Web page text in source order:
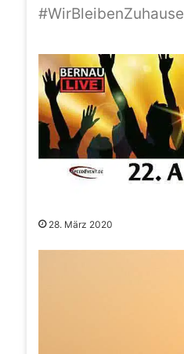
#WirBleibenZuhause
28. März 2020